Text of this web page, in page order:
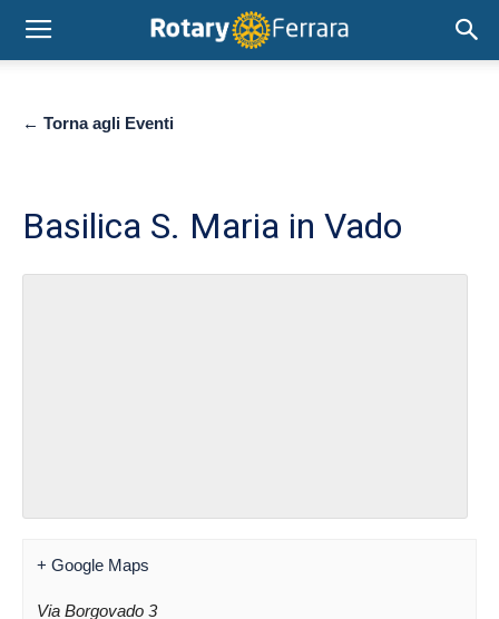
← Torna agli Eventi
Basilica S. Maria in Vado
+ Google Maps
Via Borgovado 3